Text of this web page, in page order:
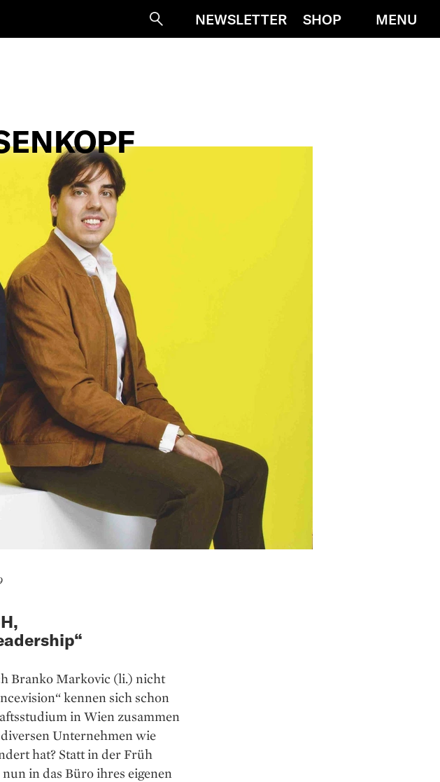
SucheNEWSLETTER SHOP MENU
Branko Markovic (li.) nicht
kennen sich schon
in Wien zusammen
Unternehmen wie
hat? Statt in der Früh
in das Büro ihres eigenen